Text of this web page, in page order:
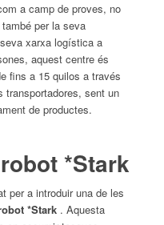
a camp de proves, no
per la seva
xarxa logística a
aquest centre és
fins a 15 quilos a través
transportadores, sent un
de productes.
*Stark
per a introduir una de les
*Stark. Aquesta